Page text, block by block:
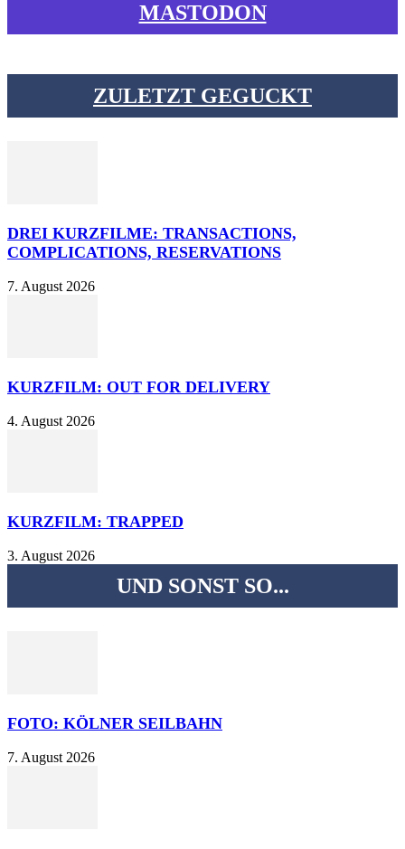
MASTODON
ZULETZT GEGUCKT
DREI KURZFILME: TRANSACTIONS,
COMPLICATIONS, RESERVATIONS
7. August 2026
KURZFILM: OUT FOR DELIVERY
4. August 2026
KURZFILM: TRAPPED
3. August 2026
UND SONST SO...
FOTO: KÖLNER SEILBAHN
7. August 2026